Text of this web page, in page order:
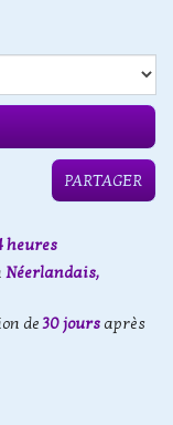
PARTAGER
heures
Néerlandais,
de30 jours après